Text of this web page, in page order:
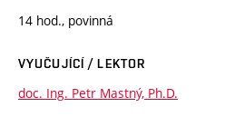
14 hod., povinná
VYUČUJÍCÍ / LEKTOR
doc. Ing. Petr Mastný, Ph.D.